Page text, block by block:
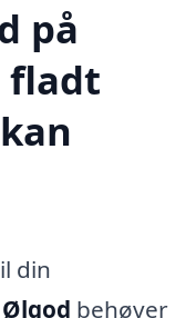
på
fladt
din
behøver